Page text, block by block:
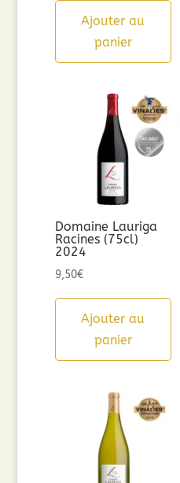
Ajouter au
panier
Domaine Lauriga
Racines (75cl)
2024
9,50€
Ajouter au
panier